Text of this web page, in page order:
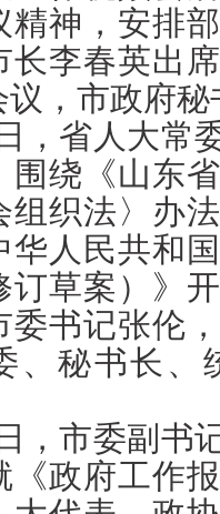
精神，安排
长李春英出
议，市政府
，省人大常
围绕《山东
组织法〉办
华人民共和
订草案）》
委书记张伦
、秘书长、
，市委副书
《政府工作